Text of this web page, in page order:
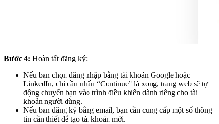
Bước 4: Hoàn tất đăng ký:
Nếu bạn chọn đăng nhập bằng tài khoản Google hoặc
LinkedIn, chỉ cần nhấn “Continue” là xong, trang web sẽ tự
động chuyển bạn vào trình điều khiển dành riêng cho tài
khoản người dùng.
Nếu bạn đăng ký bằng email, bạn cần cung cấp một số thông
tin cần thiết để tạo tài khoản mới.